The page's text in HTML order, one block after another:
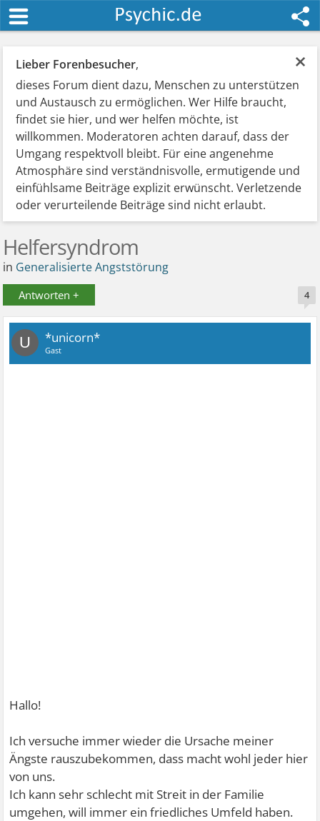
×
Lieber Forenbesucher,
dieses Forum dient dazu, Menschen zu unterstützen
und Austausch zu ermöglichen. Wer Hilfe braucht,
findet sie hier, und wer helfen möchte, ist
willkommen. Moderatoren achten darauf, dass der
Umgang respektvoll bleibt. Für eine angenehme
Atmosphäre sind verständnisvolle, ermutigende und
einfühlsame Beiträge explizit erwünscht. Verletzende
oder verurteilende Beiträge sind nicht erlaubt.
Helfersyndrom
in Generalisierte Angststörung
Antworten + 4
U *unicorn*
Gast
Hallo!
Ich versuche immer wieder die Ursache meiner
Ängste rauszubekommen, dass macht wohl jeder hier
von uns.
Ich kann sehr schlecht mit Streit in der Familie
umgehen, will immer ein friedliches Umfeld haben.